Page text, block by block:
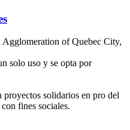
Agglomeration of Quebec City,